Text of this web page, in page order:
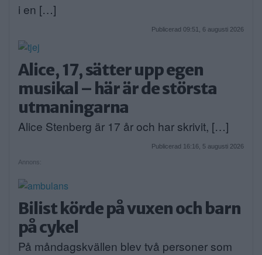
i en […]
Publicerad 09:51, 6 augusti 2026
Alice, 17, sätter upp egen
musikal – här är de största
utmaningarna
Alice Stenberg är 17 år och har skrivit, […]
Publicerad 16:16, 5 augusti 2026
Annons:
Bilist körde på vuxen och barn
på cykel
På måndagskvällen blev två personer som